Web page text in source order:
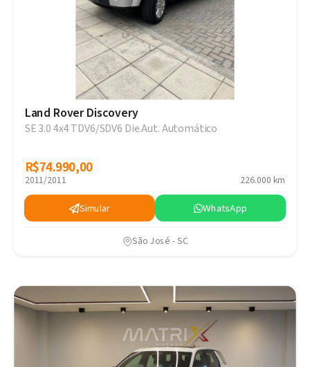
Land Rover Discovery
SE 3.0 4x4 TDV6/SDV6 Die.Aut. Automático
R$74.990,00
R$74.990,00
2011/2011 226.000 km
Simular WhatsApp
São José - SC